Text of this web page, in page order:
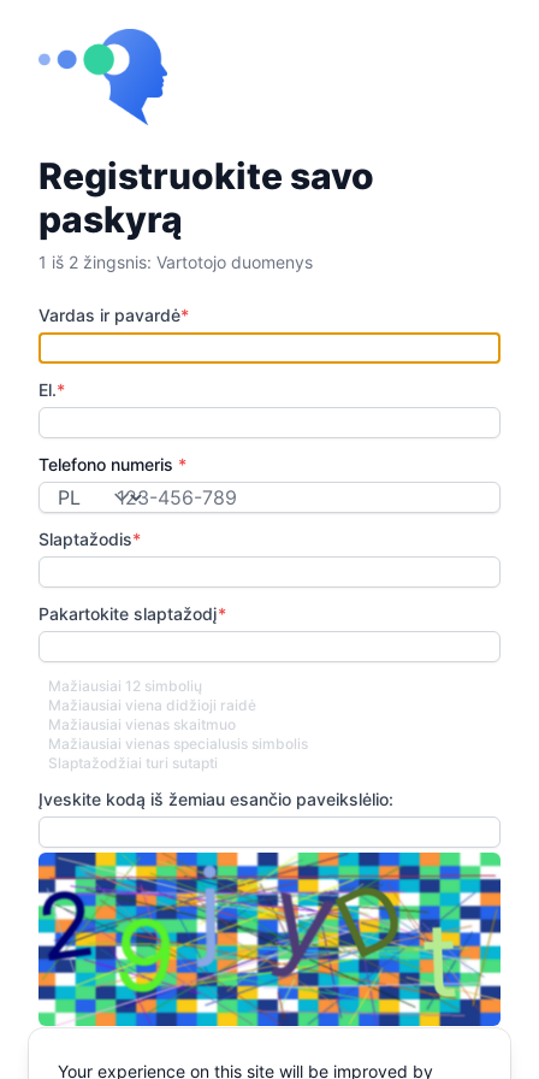
Registruokite savo
paskyrą
1 iš 2 žingsnis: Vartotojo duomenys
Vardas ir pavardė*
El.*
Telefono numeris *
Šalies kodas
Slaptažodis*
Pakartokite slaptažodį*
Mažiausiai 12 simbolių
Mažiausiai viena didžioji raidė
Mažiausiai vienas skaitmuo
Mažiausiai vienas specialusis simbolis
Slaptažodžiai turi sutapti
Įveskite kodą iš žemiau esančio paveikslėlio:
Your experience on this site will be improved by